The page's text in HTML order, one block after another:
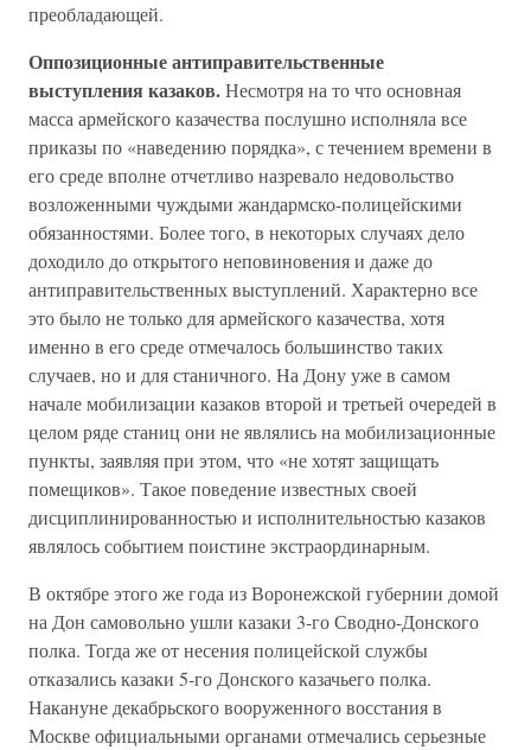
преобладающей.
Оппозиционные антиправительственные
выступления казаков.Несмотря на то что основная
масса армейского казачества послушно исполняла все
приказы по «наведению порядка», с течением времени в
его среде вполне отчетливо назревало недовольство
возложенными чуждыми жандармско-полицейскими
обязанностями. Более того, в некоторых случаях дело
доходило до открытого неповиновения и даже до
антиправительственных выступлений. Характерно все
это было не только для армейского казачества, хотя
именно в его среде отмечалось большинство таких
случаев, но и для станичного. На Дону уже в самом
начале мобилизации казаков второй и третьей очередей в
целом ряде станиц они не являлись на мобилизационные
пункты, заявляя при этом, что «не хотят защищать
помещиков». Такое поведение известных своей
дисциплинированностью и исполнительностью казаков
являлось событием поистине экстраординарным.
В октябре этого же года из Воронежской губернии домой
на Дон самовольно ушли казаки 3-го Сводно-Донского
полка. Тогда же от несения полицейской службы
отказались казаки 5-го Донского казачьего полка.
Накануне декабрьского вооруженного восстания в
Москве официальными органами отмечались серьезные